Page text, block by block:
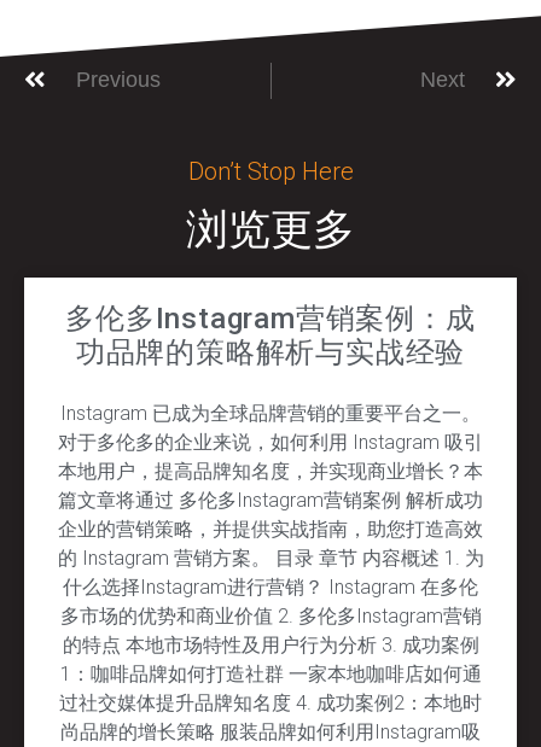
Previous Next
Don’t Stop Here
浏览更多
多伦多Instagram营销案例：成
功品牌的策略解析与实战经验
Instagram 已成为全球品牌营销的重要平台之一。
对于多伦多的企业来说，如何利用 Instagram 吸引
本地用户，提高品牌知名度，并实现商业增长？本
篇文章将通过 多伦多Instagram营销案例 解析成功
企业的营销策略，并提供实战指南，助您打造高效
的 Instagram 营销方案。 目录 章节 内容概述 1. 为
什么选择Instagram进行营销？ Instagram 在多伦
多市场的优势和商业价值 2. 多伦多Instagram营销
的特点 本地市场特性及用户行为分析 3. 成功案例
1：咖啡品牌如何打造社群 一家本地咖啡店如何通
过社交媒体提升品牌知名度 4. 成功案例2：本地时
尚品牌的增长策略 服装品牌如何利用Instagram吸